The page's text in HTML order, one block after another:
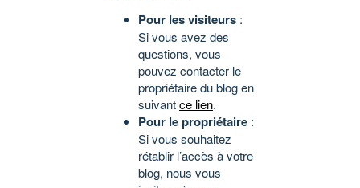
Pour les visiteurs :
Si vous avez des
questions, vous
pouvez contacter le
propriétaire du blog en
suivantce lien.
Pour le propriétaire :
Si vous souhaitez
rétablir l’accès à votre
blog, nous vous